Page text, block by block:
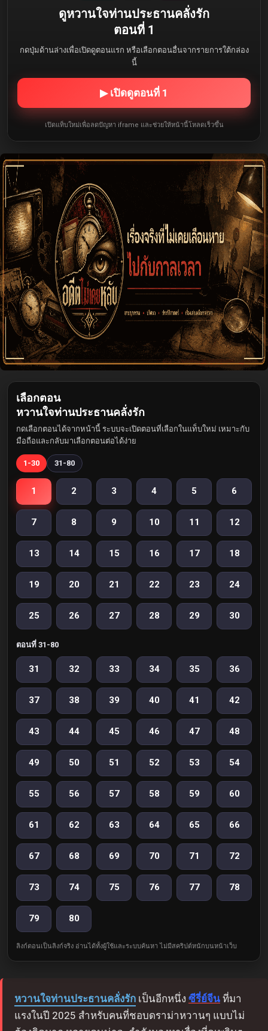
ดูหวานใจท่านประธานคลั่งรัก
ตอนที่ 1
กดปุ่มด้านล่างเพื่อเปิดดูตอนแรก หรือเลือกตอนอื่นจากรายการใต้กล่อง
นี้
▶ เปิดดูตอนที่ 1
เปิดแท็บใหม่เพื่อลดปัญหา iframe และช่วยให้หน้านี้โหลดเร็วขึ้น
เลือกตอน
หวานใจท่านประธานคลั่งรัก
กดเลือกตอนได้จากหน้านี้ ระบบจะเปิดตอนที่เลือกในแท็บใหม่ เหมาะกับ
มือถือและกลับมาเลือกตอนต่อได้ง่าย
1-30 31-80
1 2 3 4 5 6
7 8 9 10 11 12
13 14 15 16 17 18
19 20 21 22 23 24
25 26 27 28 29 30
ตอนที่ 31-80
31 32 33 34 35 36
37 38 39 40 41 42
43 44 45 46 47 48
49 50 51 52 53 54
55 56 57 58 59 60
61 62 63 64 65 66
67 68 69 70 71 72
73 74 75 76 77 78
79 80
ลิงก์ตอนเป็นลิงก์จริง อ่านได้ทั้งผู้ใช้และระบบค้นหา ไม่มีสคริปต์หนักบนหน้าเว็บ
หวานใจท่านประธานคลั่งรัก เป็นอีกหนึ่ง ซีรี่ย์จีน ที่มา
แรงในปี 2025 สำหรับคนที่ชอบดราม่าหวานๆ แบบไม่